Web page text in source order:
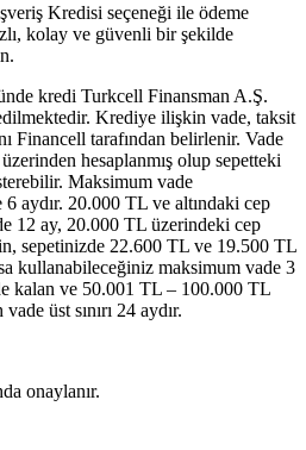
Kredisi seçeneği ile ödeme
kolay ve güvenli bir şekilde
kredi Turkcell Finansman A.Ş.
Krediye ilişkin vade, taksit
Financell tarafından belirlenir. Vade
hesaplanmış olup sepetteki
Maksimum vade
aydır. 20.000 TL ve altındaki cep
12 ay, 20.000 TL üzerindeki cep
sepetinizde 22.600 TL ve 19.500 TL
kullanabileceğiniz maksimum vade 3
kalan ve 50.001 TL – 100.000 TL
üst sınırı 24 aydır.
onaylanır.